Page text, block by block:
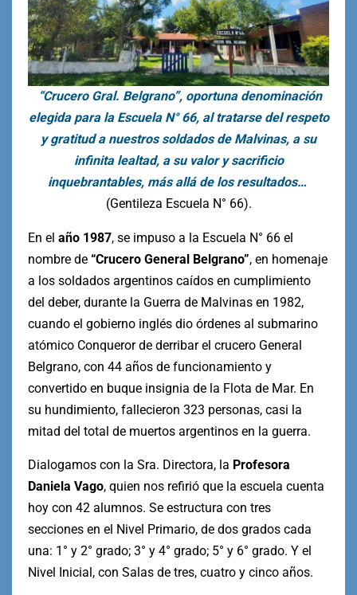
“Crucero Gral. Belgrano”, oportuna denominación
elegida para la Escuela N° 66, al tratarse del respeto
y gratitud a nuestros soldados de Malvinas, a su
infinita lealtad, a su valor y sacrificio
inquebrantables, más allá de los resultados…
(Gentileza Escuela N° 66).
En el año 1987, se impuso a la Escuela N° 66 el
nombre de “Crucero General Belgrano”, en homenaje
a los soldados argentinos caídos en cumplimiento
del deber, durante la Guerra de Malvinas en 1982,
cuando el gobierno inglés dio órdenes al submarino
atómico Conqueror de derribar el crucero General
Belgrano, con 44 años de funcionamiento y
convertido en buque insignia de la Flota de Mar. En
su hundimiento, fallecieron 323 personas, casi la
mitad del total de muertos argentinos en la guerra.
Dialogamos con la Sra. Directora, la Profesora
Daniela Vago, quien nos refirió que la escuela cuenta
hoy con 42 alumnos. Se estructura con tres
secciones en el Nivel Primario, de dos grados cada
una: 1° y 2° grado; 3° y 4° grado; 5° y 6° grado. Y el
Nivel Inicial, con Salas de tres, cuatro y cinco años.